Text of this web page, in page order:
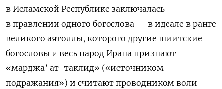
в Исламской Республике заключалась
в правлении одного богослова — в идеале в ранге
великого аятоллы, которого другие шиитские
богословы и весь народ Ирана признают
«марджа’ ат-таклид» («источником
подражания») и считают проводником воли